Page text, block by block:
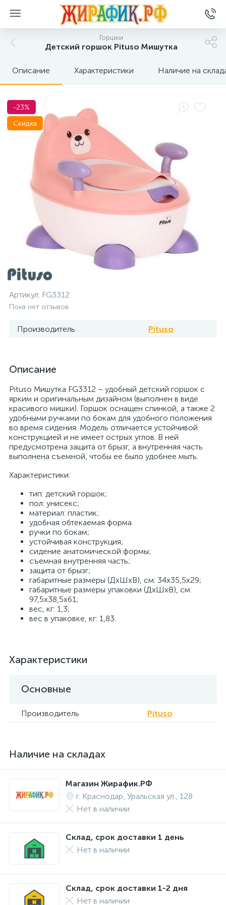
Горшки
Детский горшок Pituso Мишутка
Описание Характеристики Наличие на
-23%
Скидка
Артикул: FG3312
Пока нет отзывов
Производитель Pituso
Описание
Pituso Мишутка FG3312 – удобный детский горшок с
ярким и оригинальным дизайном (выполнен в виде
красивого мишки). Горшок оснащен спинкой, а также 2
удобными ручками по бокам для удобного положения
во время сидения. Модель отличается устойчивой
конструкцией и не имеет острых углов. В ней
предусмотрена защита от брызг, а внутренняя часть
выполнена съемной, чтобы ее было удобнее мыть.
Характеристики:
тип: детский горшок;
пол: унисекс;
материал: пластик;
удобная обтекаемая форма
ручки по бокам;
устойчивая конструкция;
сидение анатомической формы;
съемная внутренняя часть;
защита от брызг;
габаритные размеры (ДхШхВ), см: 34х35,5х29;
габаритные размеры упаковки (ДхШхВ), см:
97,5х38,5х61;
вес, кг: 1,3;
вес в упаковке, кг: 1,83.
Характеристики
Основные
Производитель Pituso
Наличие на складах
Магазин Жирафик.РФ
г. Краснодар, Уральская ул., 128
Нет в наличии
Склад, срок доставки 1 день
Нет в наличии
Склад, срок доставки 1-2 дня
Нет в наличии